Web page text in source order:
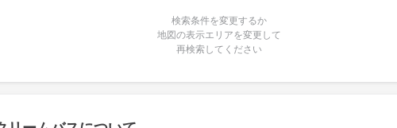
検索条件を変更するか
地図の表示エリアを変更して
再検索してください